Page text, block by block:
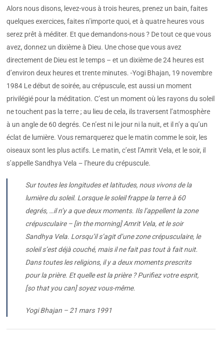
Alors nous disons, levez-vous à trois heures, prenez un bain, faites
quelques exercices, faites n’importe quoi, et à quatre heures vous
serez prêt à méditer. Et que demandons-nous ? De tout ce que vous
avez, donnez un dixième à Dieu. Une chose que vous avez
directement de Dieu est le temps – et un dixième de 24 heures est
d’environ deux heures et trente minutes. -Yogi Bhajan, 19 novembre
1984 Le début de soirée, au crépuscule, est aussi un moment
privilégié pour la méditation. C’est un moment où les rayons du soleil
ne touchent pas la terre ; au lieu de cela, ils traversent l’atmosphère
à un angle de 60 degrés. Ce n’est ni le jour ni la nuit, et il n’y a qu’un
éclat de lumière. Vous remarquerez que le matin comme le soir, les
oiseaux sont les plus actifs. Le matin, c’est l’Amrit Vela, et le soir, il
s’appelle Sandhya Vela – l’heure du crépuscule.
Sur toutes les longitudes et latitudes, nous vivons de la
lumière du soleil. Lorsque le soleil frappe la terre à 60
degrés, …il n’y a que deux moments. Ils l’appellent la zone
crépusculaire – [in the morning] Amrit Vela, et le soir
Sandhya Vela. Lorsqu’il s’agit d’une zone crépusculaire, le
soleil s’est déjà couché, mais il ne fait pas tout à fait nuit.
Dans toutes les religions, il y a deux moments prescrits
pour la prière. Et quelle est la prière ? Purifiez votre esprit,
[so that you can] soyez vous-même.
Yogi Bhajan – 21 mars 1991